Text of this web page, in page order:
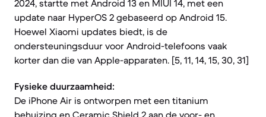
2024, startte met Android 13 en MIUI 14, met een
update naar HyperOS 2 gebaseerd op Android 15.
Hoewel Xiaomi updates biedt, is de
ondersteuningsduur voor Android-telefoons vaak
korter dan die van Apple-apparaten. [5, 11, 14, 15, 30, 31]
Fysieke duurzaamheid:
De iPhone Air is ontworpen met een titanium
behuizing en Ceramic Shield 2 aan de voor- en